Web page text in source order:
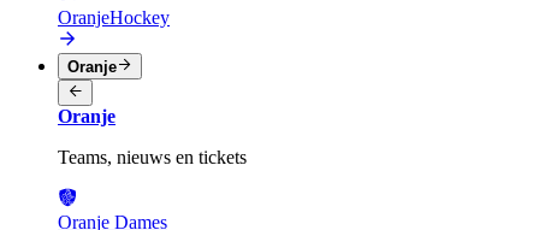
OranjeHockey
Oranje
Oranje
Teams, nieuws en tickets
Oranje Dames